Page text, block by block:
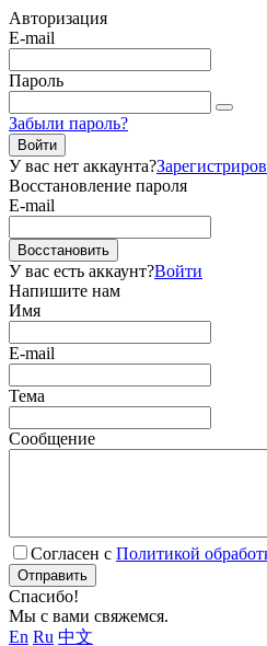
Авторизация
E-mail
Пароль
Забыли пароль?
Войти
У вас нет аккаунта?
Восстановление пароля
E-mail
Восстановить
У вас есть аккаунт?Войти
Напишите нам
Имя
E-mail
Тема
Сообщение
Согласен с Политикой
Отправить
Спасибо!
Мы с вами свяжемся.
En Ru 中文